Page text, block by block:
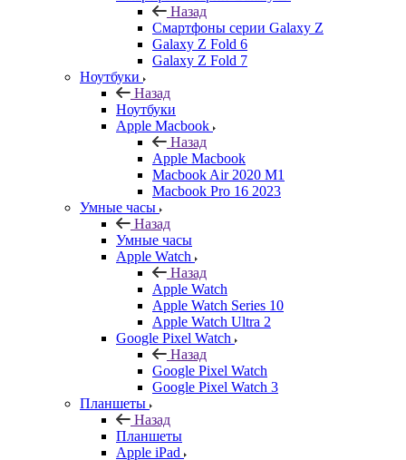
Назад
Смартфоны серии Galaxy Z
Galaxy Z Fold 6
Galaxy Z Fold 7
Ноутбуки
Назад
Ноутбуки
Apple Macbook
Назад
Apple Macbook
Macbook Air 2020 M1
Macbook Pro 16 2023
Умные часы
Назад
Умные часы
Apple Watch
Назад
Apple Watch
Apple Watch Series 10
Apple Watch Ultra 2
Google Pixel Watch
Назад
Google Pixel Watch
Google Pixel Watch 3
Планшеты
Назад
Планшеты
Apple iPad